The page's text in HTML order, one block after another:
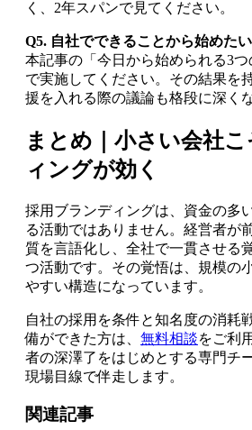
く、2年スパンで見てください。
Q5. 自社でできることから始めた
本記事の「今日から始められる3つ
で実施してください。その結果を
援を入れる際の議論も格段に深く
まとめ｜小さい会社
ィングが効く
採用ブランディングは、資金の多
る活動ではありません。経営者が
質を言語化し、全社で一貫させる
つ活動です。その覚悟は、規模の
やすい構造になっています。
自社の採用を条件と知名度の消耗
備ができた方は、 無料相談をご利
者の深澤了をはじめとする専門チ
現場目線で伴走します。
関連記事